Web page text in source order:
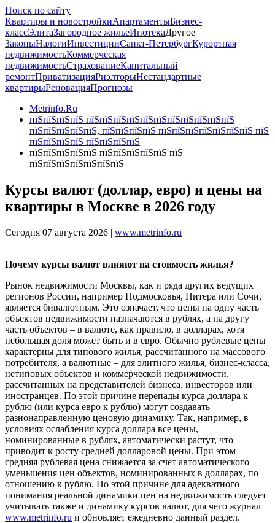
Поиск по сайту
Квартиры и новостройкиАпартаментыБизнес-
классЭлитаЗагородное жильеИпотекаДругое
ЗаконыНалогиИнвестицииСанкт-ПетербургКурортная
недвижимостьКоммерческая
недвижимостьСтрахованиеКапитальный
ремонтПриватизацияРиэлторыНестандартные
квартирыРеновацияПрогнозы
Metrinfo.Ru
пїЅпїЅпїЅпїЅ пїЅпїЅпїЅпїЅпїЅпїЅпїЅпїЅпїЅпїЅпїЅ
пїЅпїЅпїЅпїЅпїЅ, пїЅпїЅпїЅпїЅ пїЅпїЅпїЅпїЅпїЅпїЅпїЅ пїЅ
пїЅпїЅпїЅпїЅ пїЅпїЅпїЅпїЅ
пїЅпїЅпїЅпїЅпїЅ пїЅпїЅпїЅпїЅпїЅ пїЅ
пїЅпїЅпїЅпїЅпїЅпїЅпїЅ
Курсы валют (доллар, евро) и цены на
квартиры в Москве в 2026 году
Сегодня 07 августа 2026 | www.metrinfo.ru
Почему курсы валют влияют на стоимость жилья?
Рынок недвижимости Москвы, как и ряда других ведущих
регионов России, например Подмосковья, Питера или Сочи,
является бивалютным. Это означает, что цены на одну часть
объектов недвижимости назначаются в рублях, а на другу
часть объектов – в валюте, как правило, в долларах, хотя
небольшая доля может быть и в евро. Обычно рублевые цены
характерны для типового жилья, рассчитанного на массового
потребителя, а валютные – для элитного жилья, бизнес-класса,
нетиповых объектов и коммерческой недвижимости,
рассчитанных на представителей бизнеса, инвесторов или
иностранцев. По этой причине перепады курса доллара к
рублю (или курса евро к рублю) могут создавать
разнонаправленную ценовую динамику. Так, например, в
условиях ослабления курса доллара все цены,
номинированные в рублях, автоматически растут, что
приводит к росту средней долларовой цены. При этом
средняя рублевая цена снижается за счет автоматического
уменьшения цен объектов, номинированных в долларах, по
отношению к рублю. По этой причине для адекватного
понимания реальной динамики цен на недвижимость следует
учитывать также и динамику курсов валют, для чего журнал
www.metrinfo.ru и обновляет ежедневно данный раздел.